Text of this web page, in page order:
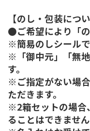
【のし・包装につい
●ご希望により「の
※簡易のしシールで
※「御中元」「無
す。
※ご指定がない場
ただきます。
※2箱セットの場合
ることはできません